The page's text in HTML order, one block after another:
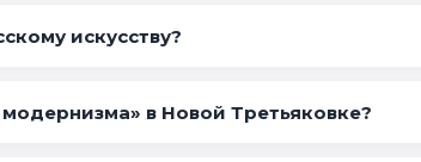
искусству?
в Новой Третьяковке?